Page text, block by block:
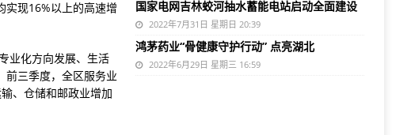
实现16%以上的高速增
业化方向发展、生活
前三季度，全区服务业
、仓储和邮政业增加
国家电网吉林蛟河抽水蓄能电站启动全面建设
2022年7月31日 星期日 20:39
鸿茅药业“骨健康守护行动” 点亮湖北
2022年6月29日 星期三 16:59